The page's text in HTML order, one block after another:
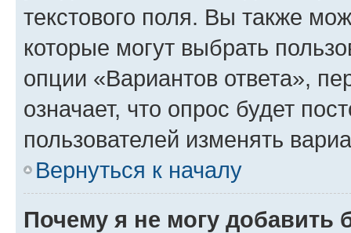
текстового поля. Вы также
которые могут выбрать
опции «Вариантов ответа»,
означает, что опрос будет
пользователей изменять
Вернуться к началу
Почему я не могу добавить